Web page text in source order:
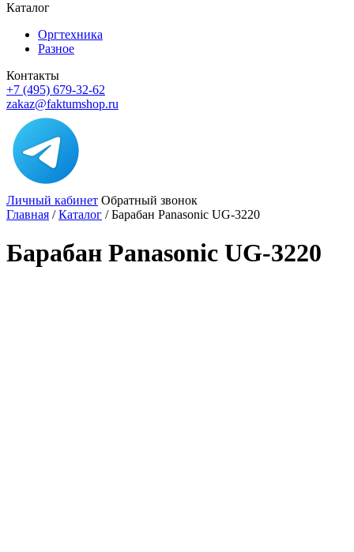
Каталог
Оргтехника
Разное
Контакты
+7 (495) 679-32-62
zakaz@faktumshop.ru
Личный кабинет Обратный звонок
Главная /Каталог /Барабан Panasonic UG-3220
Барабан Panasonic UG-3220